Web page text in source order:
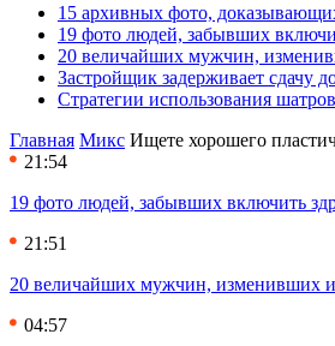
15 архивных фото,
19 фото людей, забывших
20 величайших мужчин,
Застройщик задерживает сдачу
Стратегии использования
Главная Микс Ищете хорошего
21:54
19 фото людей, забывших включить
21:51
20 величайших мужчин, изменивших
04:57